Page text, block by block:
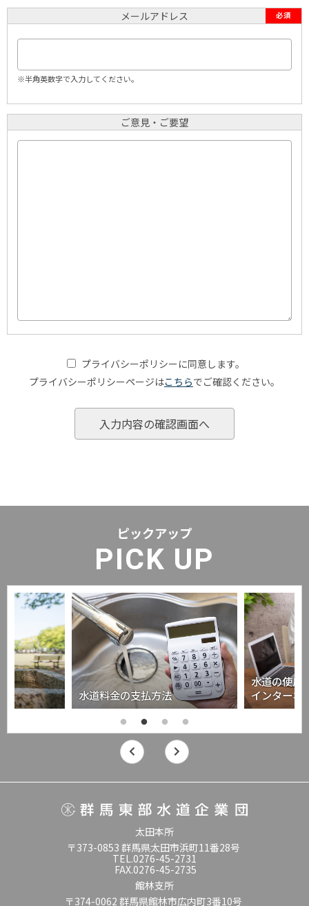
メールアドレス 必須
※半角英数字で入力してください。
ご意見・ご要望
プライバシーポリシーに同意します。
プライバシーポリシーページはこちらでご確認ください。
ピックアップ
PICK UP
水道料金の支払方法
水道の使用
インターネ
太田本所
〒373-0853 群馬県太田市浜町11番28号
TEL.0276-45-2731
FAX.0276-45-2735
館林支所
〒374-0062 群馬県館林市広内町3番10号